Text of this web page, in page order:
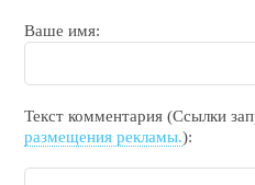
Ваше имя:
Текст комментария (Ссылки
размещения рекламы.):